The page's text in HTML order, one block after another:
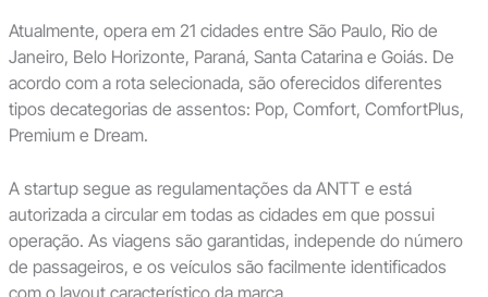
Atualmente, opera em 21 cidades entre São Paulo, Rio de
Janeiro, Belo Horizonte, Paraná, Santa Catarina e Goiás. De
acordo com a rota selecionada, são oferecidos diferentes
tipos decategorias de assentos: Pop, Comfort, ComfortPlus,
Premium e Dream.
A startup segue as regulamentações da ANTT e está
autorizada a circular em todas as cidades em que possui
operação. As viagens são garantidas, independe do número
de passageiros, e os veículos são facilmente identificados